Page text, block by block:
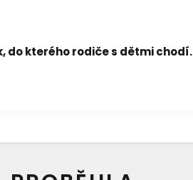
do kterého rodiče s dětmi chodí.